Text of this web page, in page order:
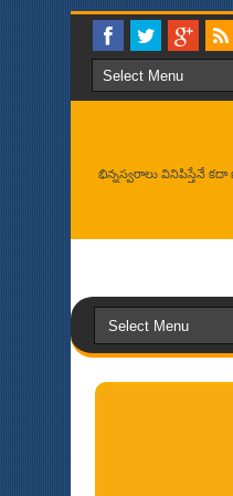
భిన్నస్వరాలు వినిపిస్తేనే కదా